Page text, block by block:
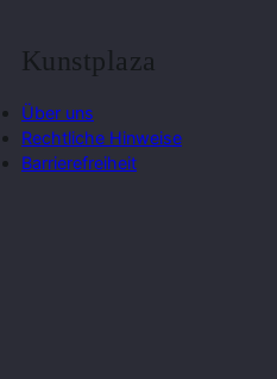
Kunstplaza
Über uns
Rechtliche Hinweise
Barrierefreiheit